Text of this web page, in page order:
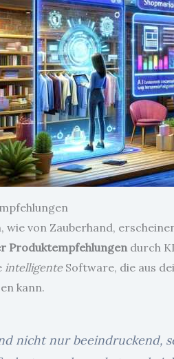
von Zauberhand,
Produktempfehlungendurch
intelligenteSoftware, die aus
kann.
nicht nur beeindruckend,